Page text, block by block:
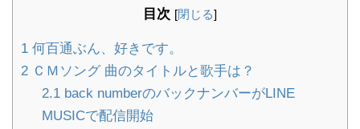
目次 [閉じる]
1 何百通ぶん、好きです。
2 ＣＭソング 曲のタイトルと歌手は？
2.1back numberのバックナンバーがLINE
MUSICで配信開始